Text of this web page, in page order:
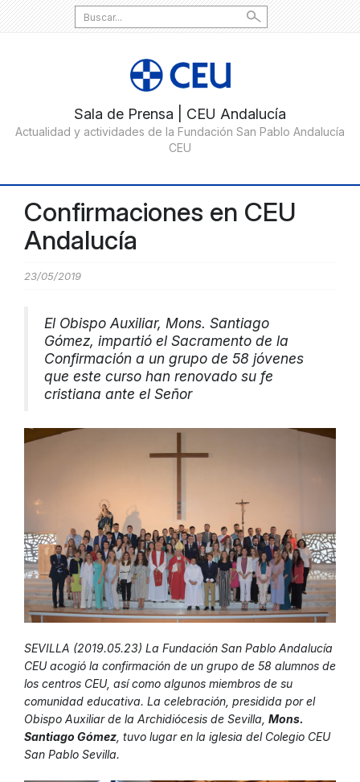
Search
for:
Confirmaciones en CEU
Andalucía
23/05/2019
El Obispo Auxiliar, Mons. Santiago
Gómez, impartió el Sacramento de la
Confirmación a un grupo de 58 jóvenes
que este curso han renovado su fe
cristiana ante el Señor
SEVILLA (2019.05.23) La Fundación San Pablo Andalucía
CEU acogió la confirmación de un grupo de 58 alumnos de
los centros CEU, así como algunos miembros de su
comunidad educativa. La celebración, presidida por el
Obispo Auxiliar de la Archidiócesis de Sevilla, Mons.
Santiago Gómez , tuvo lugar en la iglesia del Colegio CEU
San Pablo Sevilla.